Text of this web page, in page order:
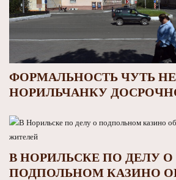
ФОРМАЛЬНОСТЬ ЧУТЬ
НОРИЛЬЧАНКУ
В НОРИЛЬСКЕ ПО ДЕЛУ О
ПОДПОЛЬНОМ КАЗИНО